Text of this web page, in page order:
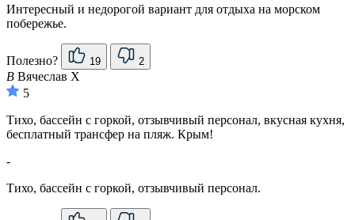
Интересный и недорогой вариант для отдыха на морском
побережье.
Полезно? 19 2
В Вячеслав Х
5
Тихо, бассейн с горкой, отзывчивый персонал, вкусная кухня,
бесплатный трансфер на пляж. Крым!
-
Тихо, бассейн с горкой, отзывчивый персонал.